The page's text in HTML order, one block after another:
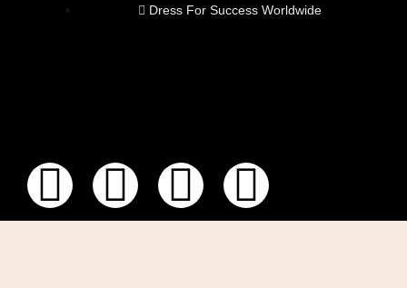
Dress For Success Worldwide